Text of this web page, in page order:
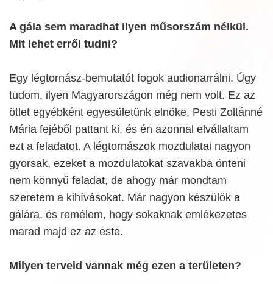
A gála sem maradhat ilyen műsorszám nélkül.
Mit lehet erről tudni?
Egy légtornász-bemutatót fogok audionarrálni. Úgy
tudom, ilyen Magyarországon még nem volt. Ez az
ötlet egyébként egyesületünk elnöke, Pesti Zoltánné
Mária fejéből pattant ki, és én azonnal elvállaltam
ezt a feladatot. A légtornászok mozdulatai nagyon
gyorsak, ezeket a mozdulatokat szavakba önteni
nem könnyű feladat, de ahogy már mondtam
szeretem a kihívásokat. Már nagyon készülök a
gálára, és remélem, hogy sokaknak emlékezetes
marad majd ez az este.
Milyen terveid vannak még ezen a területen?